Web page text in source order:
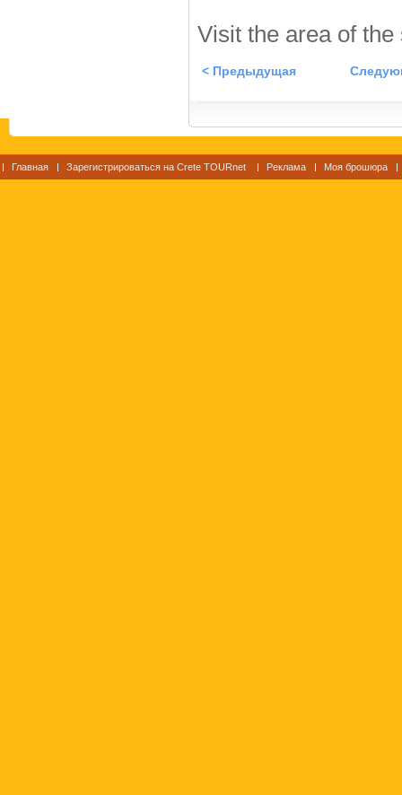
Visit the area of
< Предыдущая
Главная Зарегистрироваться на Crete TOURnet Реклама Моя брошюра